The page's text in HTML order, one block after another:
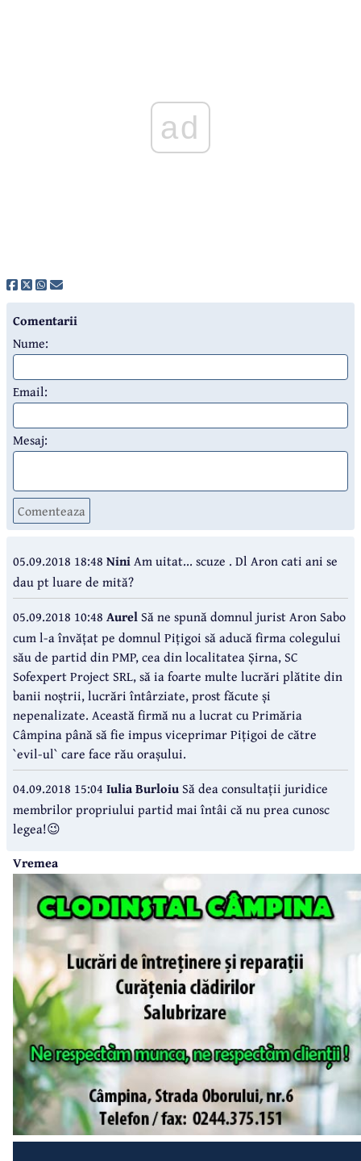
ad
Comentarii
Nume:
Email:
Mesaj:
Comenteaza
05.09.2018 18:48 NiniAm uitat... scuze . Dl Aron cati ani se
dau pt luare de mită?
05.09.2018 10:48 AurelSă ne spună domnul jurist Aron Sabo
cum l-a învățat pe domnul Pițigoi să aducă firma colegului
său de partid din PMP, cea din localitatea Șirna, SC
Sofexpert Project SRL, să ia foarte multe lucrări plătite din
banii noștrii, lucrări întârziate, prost făcute și
nepenalizate. Această firmă nu a lucrat cu Primăria
Câmpina până să fie impus viceprimar Pițigoi de către
`evil-ul` care face rău orașului.
04.09.2018 15:04 Iulia BurloiuSă dea consultații juridice
membrilor propriului partid mai întâi că nu prea cunosc
legea!😉
Vremea